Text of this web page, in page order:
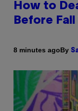
How to
Before
8 minutes agoBy